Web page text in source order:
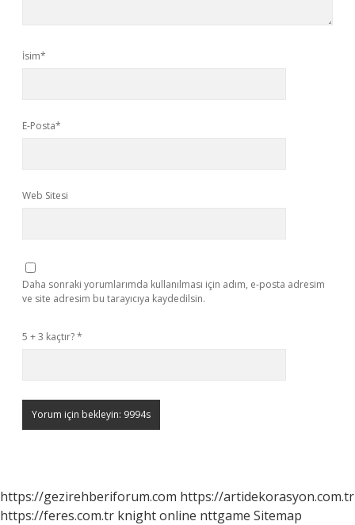
İsim*
E-Posta*
Web Sitesi
Daha sonraki yorumlarımda kullanılması için adım, e-posta adresim
ve site adresim bu tarayıcıya kaydedilsin.
5 + 3 kaçtır?*
https://gezirehberiforum.com https://artidekorasyon.com.tr
https://feres.com.tr knight online nttgame Sitemap